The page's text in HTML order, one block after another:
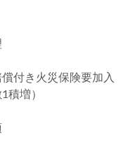
き火災保険要加入
増）